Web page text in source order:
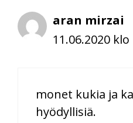
aran mirzai
11.06.2020 klo
monet kukia ja
hyödyllisiä.